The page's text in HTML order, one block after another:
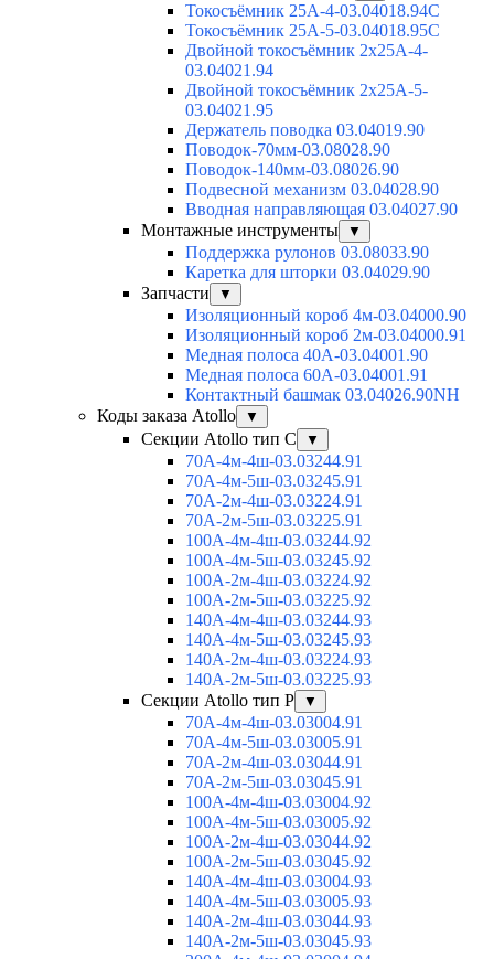
Токосъёмник 25А-4-03.04018.94C
Токосъёмник 25А-5-03.04018.95C
Двойной токосъёмник 2х25А-4-
03.04021.94
Двойной токосъёмник 2х25А-5-
03.04021.95
Держатель поводка 03.04019.90
Поводок-70мм-03.08028.90
Поводок-140мм-03.08026.90
Подвесной механизм 03.04028.90
Вводная направляющая 03.04027.90
Монтажные инструменты
▼
Поддержка рулонов 03.08033.90
Каретка для шторки 03.04029.90
Запчасти
▼
Изоляционный короб 4м-03.04000.90
Изоляционный короб 2м-03.04000.91
Медная полоса 40А-03.04001.90
Медная полоса 60А-03.04001.91
Контактный башмак 03.04026.90NH
Коды заказа Atollo
▼
Секции Atollo тип С ▼
70А-4м-4ш-03.03244.91
70А-4м-5ш-03.03245.91
70А-2м-4ш-03.03224.91
70А-2м-5ш-03.03225.91
100А-4м-4ш-03.03244.92
100А-4м-5ш-03.03245.92
100А-2м-4ш-03.03224.92
100А-2м-5ш-03.03225.92
140А-4м-4ш-03.03244.93
140А-4м-5ш-03.03245.93
140А-2м-4ш-03.03224.93
140А-2м-5ш-03.03225.93
Секции Atollo тип Р
▼
70А-4м-4ш-03.03004.91
70А-4м-5ш-03.03005.91
70А-2м-4ш-03.03044.91
70А-2м-5ш-03.03045.91
100А-4м-4ш-03.03004.92
100А-4м-5ш-03.03005.92
100А-2м-4ш-03.03044.92
100А-2м-5ш-03.03045.92
140А-4м-4ш-03.03004.93
140А-4м-5ш-03.03005.93
140А-2м-4ш-03.03044.93
140А-2м-5ш-03.03045.93